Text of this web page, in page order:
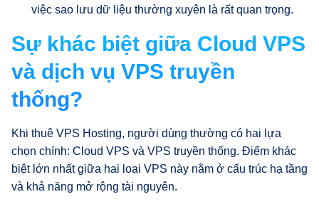
việc sao lưu dữ liệu thường xuyên là rất quan trọng.
Sự khác biệt giữa Cloud VPS
và dịch vụ VPS truyền
thống?
Khi thuê VPS Hosting, người dùng thường có hai lựa
chọn chính: Cloud VPS và VPS truyền thống. Điểm khác
biệt lớn nhất giữa hai loại VPS này nằm ở cấu trúc hạ tầng
và khả năng mở rộng tài nguyên.